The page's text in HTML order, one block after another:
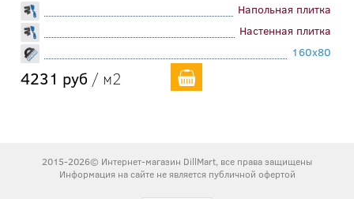
Напольная плитка
Настенная плитка
160x80
4231 руб / м2
2015-2026© Интернет-магазин DillMart, все права защищены
Информация на сайте не является публичной офертой